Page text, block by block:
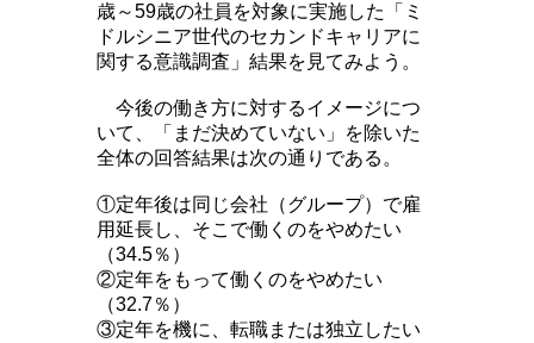
歳～59歳の社員を対象に実施した「ミ
ドルシニア世代のセカンドキャリアに
関する意識調査」結果を見てみよう。
今後の働き方に対するイメージにつ
いて、「まだ決めていない」を除いた
全体の回答結果は次の通りである。
①定年後は同じ会社（グループ）で雇
用延長し、そこで働くのをやめたい
（34.5％）
②定年をもって働くのをやめたい
（32.7％）
③定年を機に、転職または独立したい